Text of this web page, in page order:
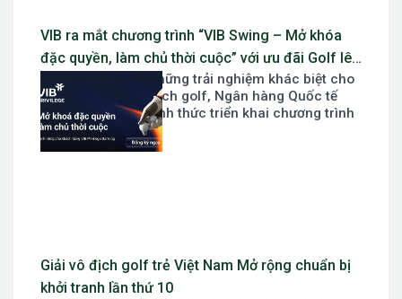
VIB ra mắt chương trình “VIB Swing – Mở khóa
đặc quyền, làm chủ thời cuộc” với ưu đãi Golf lên
đến 10 triệu đồng
Nhằm mang đến những trải nghiệm khác biệt cho
khách hàng yêu thích golf, Ngân hàng Quốc tế
Việt Nam (VIB) chính thức triển khai chương trình
ưu đãi “VIB...
Giải vô địch golf trẻ Việt Nam Mở rộng chuẩn bị
khởi tranh lần thứ 10